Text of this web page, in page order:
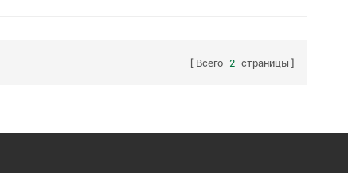
Всего 2 страницы